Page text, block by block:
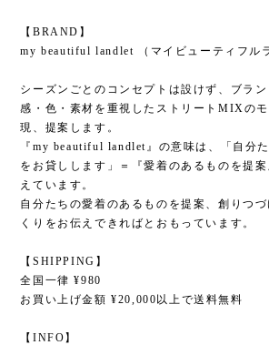
【BRAND】
my beautiful landlet （マイビューティフル
シーズンごとのコンセプトは設けず、ブラ
感・色・素材を重視したストリートMIXの
現、提案します。
『my beautiful landlet』の意味は、「自分
をお貸しします」＝『愛着のあるものを提
えています。
自分たちの愛着のあるものを提案、創りつ
くりをお伝えできればとおもっています。
【SHIPPING】
全国一律 ¥980
お買い上げ金額 ¥20,000以上で送料無料
【INFO】